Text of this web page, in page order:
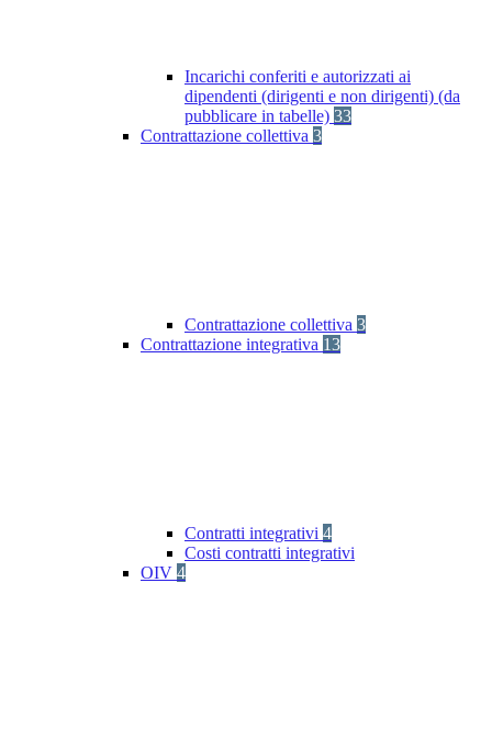
Incarichi conferiti e autorizzati ai
dipendenti (dirigenti e non dirigenti) (da
pubblicare in tabelle) 33
Contrattazione collettiva 3
Contrattazione collettiva 3
Contrattazione integrativa 13
Contratti integrativi 4
Costi contratti integrativi
OIV 4